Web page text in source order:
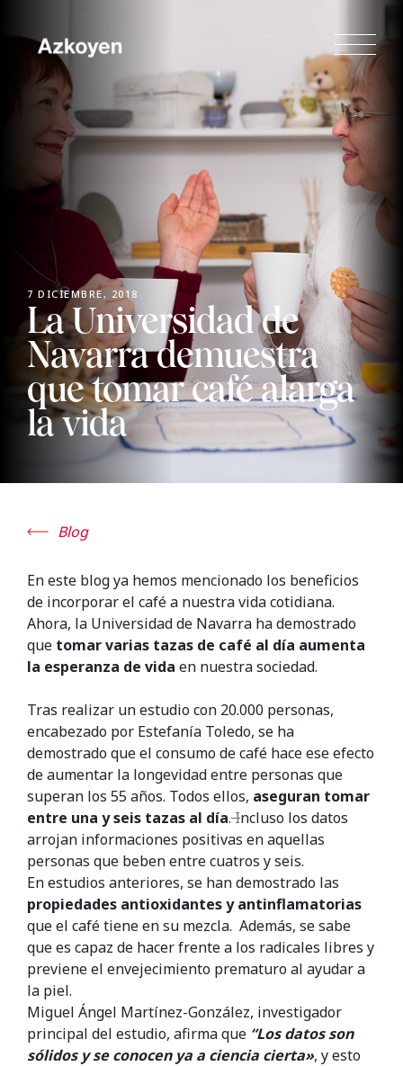
7 DICIEMBRE, 2018
La Universidad de
Navarra demuestra
que tomar café alarga
la vida
Blog
En este blog ya hemos mencionado los beneficios
de incorporar el café a nuestra vida cotidiana.
Ahora, la Universidad de Navarra ha demostrado
que tomar varias tazas de café al día aumenta
la esperanza de vida en nuestra sociedad.
Tras realizar un estudio con 20.000 personas,
encabezado por Estefanía Toledo, se ha
demostrado que el consumo de café hace ese efecto
de aumentar la longevidad entre personas que
superan los 55 años. Todos ellos, aseguran tomar
entre una y seis tazas al día.Incluso los datos
arrojan informaciones positivas en aquellas
personas que beben entre cuatros y seis.
En estudios anteriores, se han demostrado las
propiedades antioxidantes y antinflamatorias
que el café tiene en su mezcla. Además, se sabe
que es capaz de hacer frente a los radicales libres y
previene el envejecimiento prematuro al ayudar a
la piel.
Miguel Ángel Martínez-González, investigador
principal del estudio, afirma que “Los datos son
sólidos y se conocen ya a ciencia cierta», y esto